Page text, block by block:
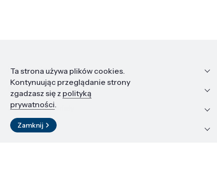
Informacje
Edukacja i kariera
Zasoby i materiały
Kontakt
Ta strona używa plików cookies.
Kontynuując przeglądanie strony
zgadzasz się z polityką
prywatności.
Zamknij